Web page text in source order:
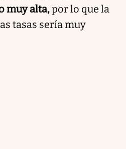
muy alta,por lo que la
tasas sería muy